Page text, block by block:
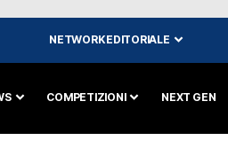
NETWORK EDITORIALE
COMPETIZIONI NEXT GEN